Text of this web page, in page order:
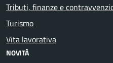
Tributi, finanze e
Turismo
Vita lavorativa
NOVITÀ